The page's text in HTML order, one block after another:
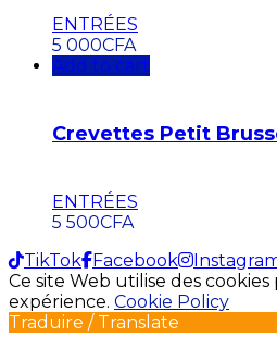
ENTRÉES
5 000CFA
Add to cart
Crevettes Petit
ENTRÉES
5 500CFA
TikTok
Facebook
Ce site Web utilise des
expérience. Cookie Policy
Traduire / Translate